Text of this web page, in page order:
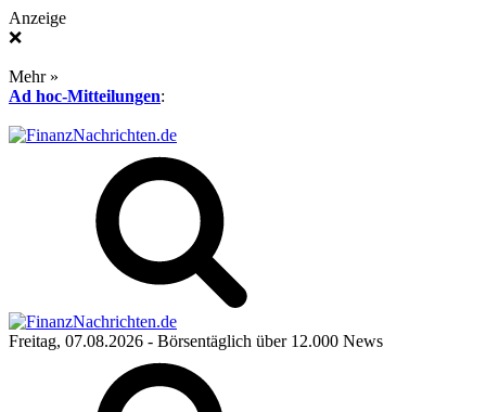
Anzeige
❌
Mehr »
Ad hoc-Mitteilungen:
Freitag, 07.08.2026 - Börsentäglich über 12.000 News